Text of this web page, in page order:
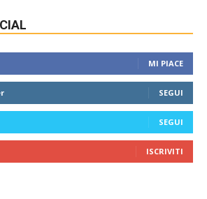
MI PIACE
SEGUI
SEGUI
ISCRIVITI